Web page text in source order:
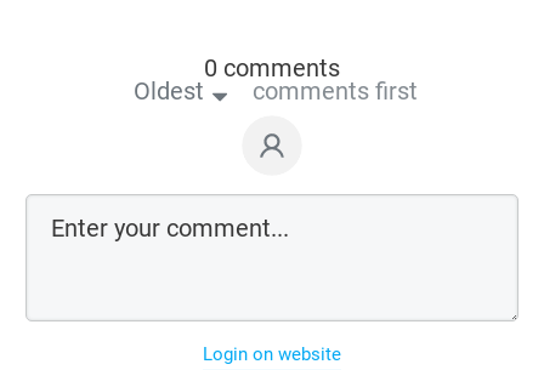
0 comments
Oldest comments first
Login on website